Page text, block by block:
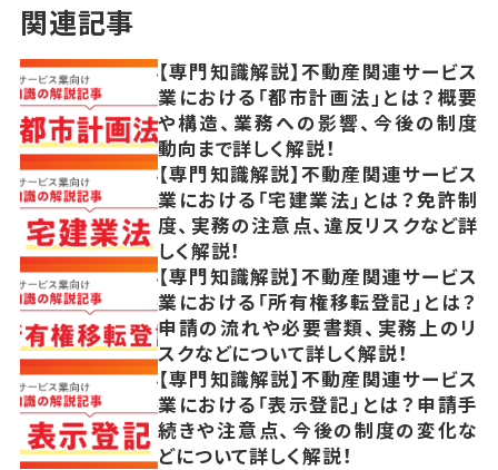
関連記事
【専門知識解説】不動産関連サービス
業における「都市計画法」とは？概要
や構造、業務への影響、今後の制度
動向まで詳しく解説！
【専門知識解説】不動産関連サービス
業における「宅建業法」とは？免許制
度、実務の注意点、違反リスクなど詳
しく解説！
【専門知識解説】不動産関連サービス
業における「所有権移転登記」とは？
申請の流れや必要書類、実務上のリ
スクなどについて詳しく解説！
【専門知識解説】不動産関連サービス
業における「表示登記」とは？申請手
続きや注意点、今後の制度の変化な
どについて詳しく解説！